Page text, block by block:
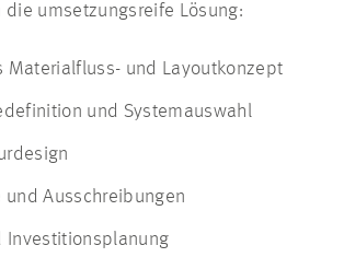
die umsetzungsreife Lösung:
Materialfluss- und Layoutkonzept
und Systemauswahl
und Ausschreibungen
Investitionsplanung